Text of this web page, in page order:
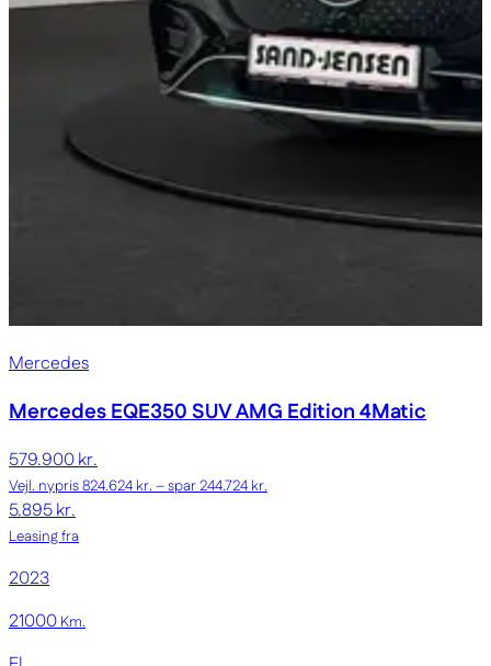
Mercedes
Mercedes EQE350 SUVAMG Edition 4Matic
579.900 kr.
Vejl. nypris 824.624 kr. – spar 244.724 kr.
5.895 kr.
Leasing fra
2023
21000Km.